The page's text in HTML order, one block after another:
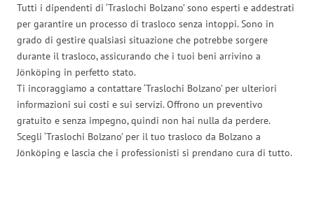
Tutti i dipendenti di ‘Traslochi Bolzano’ sono esperti e addestrati
per garantire un processo di trasloco senza intoppi. Sono in
grado di gestire qualsiasi situazione che potrebbe sorgere
durante il trasloco, assicurando che i tuoi beni arrivino a
Jönköping in perfetto stato.
Ti incoraggiamo a contattare ‘Traslochi Bolzano’ per ulteriori
informazioni sui costi e sui servizi. Offrono un preventivo
gratuito e senza impegno, quindi non hai nulla da perdere.
Scegli ‘Traslochi Bolzano’ per il tuo trasloco da Bolzano a
Jönköping e lascia che i professionisti si prendano cura di tutto.